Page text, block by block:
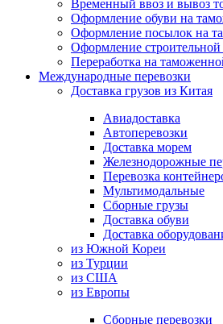
Временный ввоз и вывоз
Оформление обуви на
Оформление посылок на
Оформление
Переработка на
Международные перевозки
Доставка грузов из Китая
Авиадоставка
Автоперевозки
Доставка морем
Железнодорожные
Перевозка
Мультимодальные
Сборные грузы
Доставка обуви
Доставка
из Южной Кореи
из Турции
из США
из Европы
Сборные перевозки